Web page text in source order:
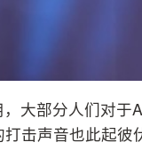
大部分人们对
击声音也此起彼